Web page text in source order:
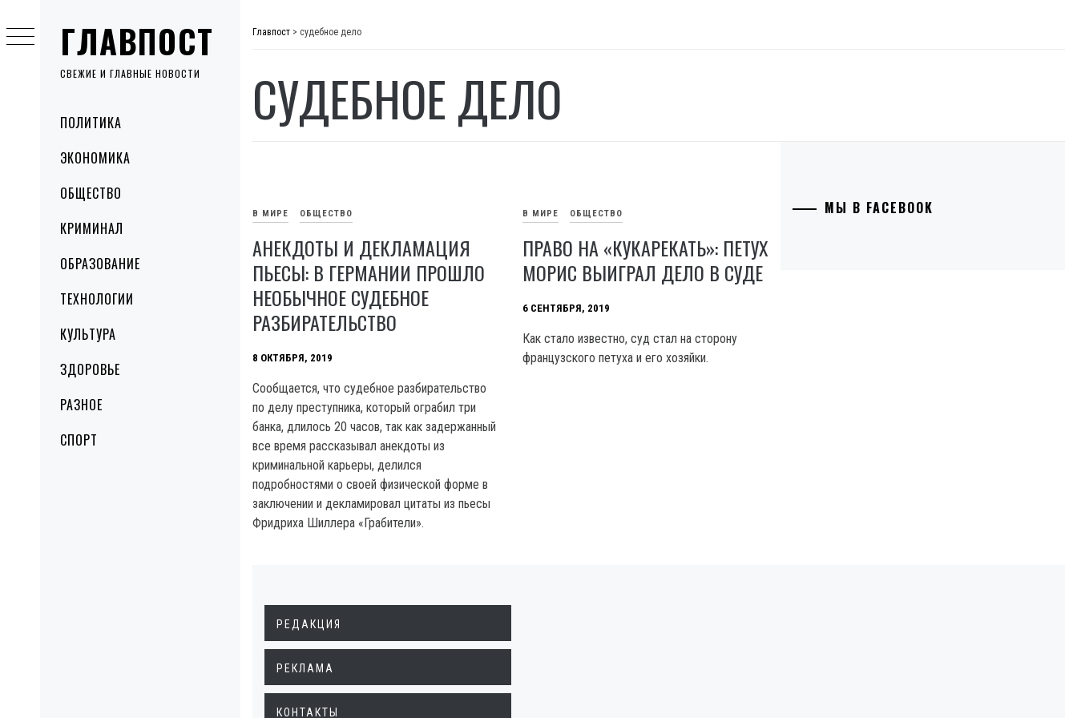
ГЛАВПОСТ
СВЕЖИЕ И ГЛАВНЫЕ НОВОСТИ
MenuПОЛИТИКА
ЭКОНОМИКА
ОБЩЕСТВО
КРИМИНАЛ
ОБРАЗОВАНИЕ
ТЕХНОЛОГИИ
КУЛЬТУРА
ЗДОРОВЬЕ
РАЗНОЕ
СПОРТ
to
content
Главпост > судебное дело
СУДЕБНОЕ ДЕЛО
В МИРЕ ОБЩЕСТВО
АНЕКДОТЫ И ДЕКЛАМАЦИЯ
ПЬЕСЫ: В ГЕРМАНИИ ПРОШЛО
НЕОБЫЧНОЕ СУДЕБНОЕ
РАЗБИРАТЕЛЬСТВО
8 ОКТЯБРЯ, 2019
Сообщается, что судебное разбирательство
по делу преступника, который ограбил три
банка, длилось 20 часов, так как задержанный
все время рассказывал анекдоты из
криминальной карьеры, делился
подробностями о своей физической форме в
заключении и декламировал цитаты из пьесы
Фридриха Шиллера «Грабители».
В МИРЕ ОБЩЕСТВО
ПРАВО НА «КУКАРЕКАТЬ»: ПЕТУХ
МОРИС ВЫИГРАЛ ДЕЛО В СУДЕ
6 СЕНТЯБРЯ, 2019
Как стало известно, суд стал на сторону
французского петуха и его хозяйки.
МЫ В FACEBOOK
РЕДАКЦИЯ
РЕКЛАМА
КОНТАКТЫ